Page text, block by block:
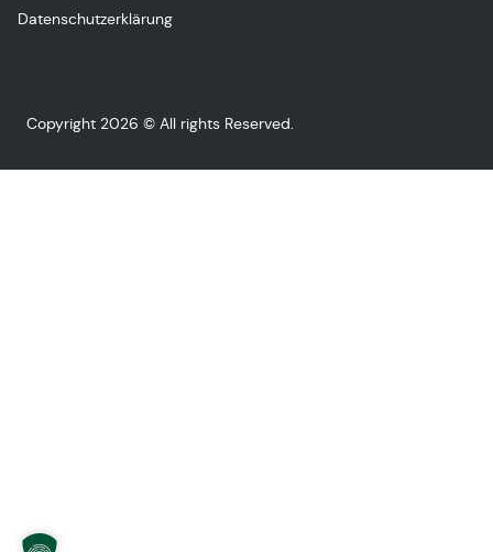
Datenschutzerklärung
Copyright 2026 © All rights Reserved.